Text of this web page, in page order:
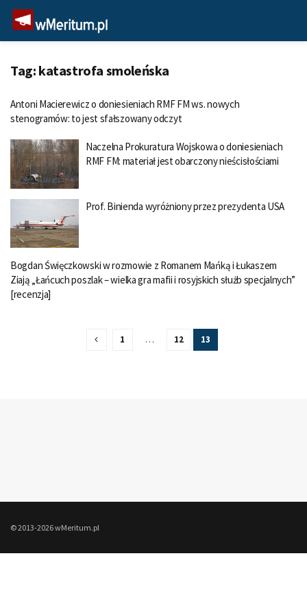
Tag: katastrofa smoleńska
Antoni Macierewicz o doniesieniach RMF FM ws. nowych
stenogramów: to jest sfałszowany odczyt
Naczelna Prokuratura Wojskowa o doniesieniach
RMF FM: materiał jest obarczony nieścisłościami
Prof. Binienda wyróżniony przez prezydenta USA
Bogdan Święczkowski w rozmowie z Romanem Mańką i Łukaszem
Ziają „Łańcuch poszlak – wielka gra mafii i rosyjskich służb specjalnych”
[recenzja]
1 … 12 13
© 2013-2026 wMeritum.pl